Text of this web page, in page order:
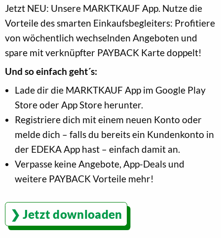
Jetzt NEU: Unsere MARKTKAUF App. Nutze die
Vorteile des smarten Einkaufsbegleiters: Profitiere
von wöchentlich wechselnden Angeboten und
spare mit verknüpfter PAYBACK Karte doppelt!
Und so einfach geht´s:
Lade dir die MARKTKAUF App im Google Play
Store oder App Store herunter.
Registriere dich mit einem neuen Konto oder
melde dich – falls du bereits ein Kundenkonto in
der EDEKA App hast – einfach damit an.
Verpasse keine Angebote, App-Deals und
weitere PAYBACK Vorteile mehr!
Jetzt downloaden